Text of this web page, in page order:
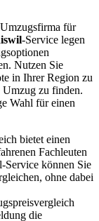
für
-Service legen
Nutzen Sie
in Ihrer Region zu
Umzug zu finden.
Wahl für einen
bietet einen
Fachleuten
können Sie
ohne dabei
die